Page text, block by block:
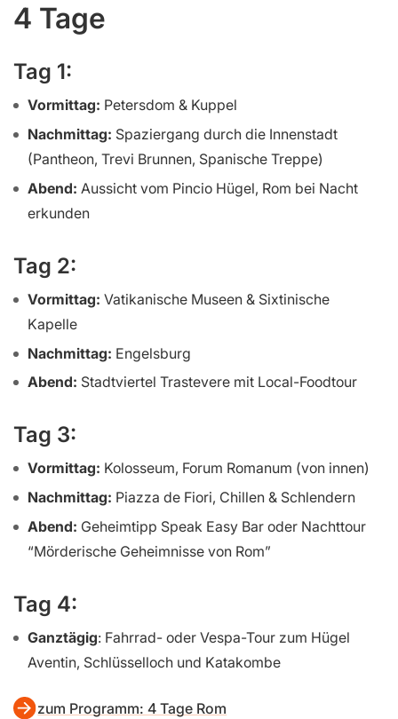
4 Tage
Tag 1:
Vormittag: Petersdom & Kuppel
Nachmittag: Spaziergang durch die Innenstadt
(Pantheon, Trevi Brunnen, Spanische Treppe)
Abend: Aussicht vom Pincio Hügel, Rom bei Nacht
erkunden
Tag 2:
Vormittag: Vatikanische Museen & Sixtinische
Kapelle
Nachmittag: Engelsburg
Abend: Stadtviertel Trastevere mit Local-Foodtour
Tag 3:
Vormittag: Kolosseum, Forum Romanum (von innen)
Nachmittag: Piazza de Fiori, Chillen & Schlendern
Abend: Geheimtipp Speak Easy Bar oder Nachttour
“Mörderische Geheimnisse von Rom”
Tag 4:
Ganztägig: Fahrrad- oder Vespa-Tour zum Hügel
Aventin, Schlüsselloch und Katakombe
zum Programm: 4 Tage Rom